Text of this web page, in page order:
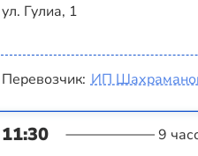
ул. Гулиа, 1
Перевозчик: ИП
11:30 9